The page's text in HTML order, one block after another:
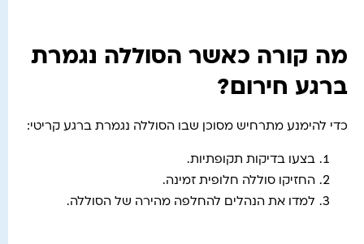
מה קורה כאשר הסוללה נגמרת
ברגע חירום?
כדי להימנע מתרחיש מסוכן שבו הסוללה נגמרת ברגע קריטי:
בצעו בדיקות תקופתיות.
החזיקו סוללה חלופית זמינה.
למדו את הנהלים להחלפה מהירה של הסוללה.